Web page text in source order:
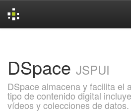
DSpace JSPUI
DSpace almacena y facilita el
tipo de contenido digital
vídeos y colecciones de datos.